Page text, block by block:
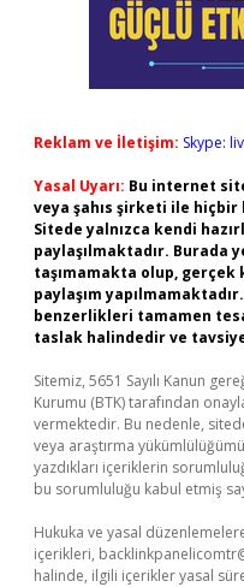
Reklam ve İletişim: Skype:
Yasal Uyarı: Bu internet
veya şahıs şirketi ile hiçbir
Sitede yalnızca kendi
paylaşılmaktadır. Burada
taşımamakta olup, gerçek
paylaşım
benzerlikleri tamamen
taslak halindedir ve
Sitemiz, 5651 Sayılı Kanun
Kurumu (BTK) tarafından
vermektedir. Bu nedenle,
veya araştırma
yazdıkları içeriklerin
bu sorumluluğu kabul etmiş
Hukuka ve yasal
içerikleri,
halinde, ilgili içerikler yasal